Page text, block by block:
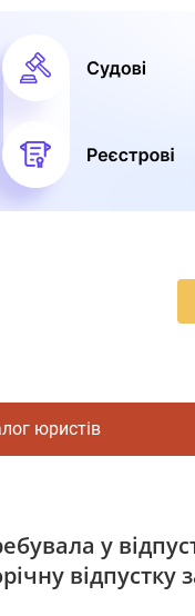
юристів
у
відпустку